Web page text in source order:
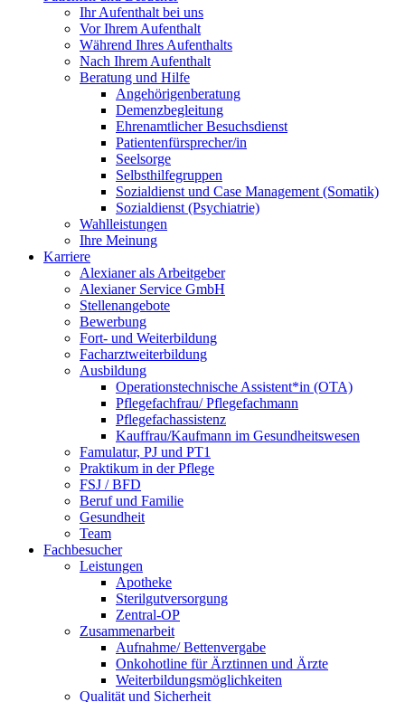
Ihr Aufenthalt bei uns
Vor Ihrem Aufenthalt
Während Ihres Aufenthalts
Nach Ihrem Aufenthalt
Beratung und Hilfe
Angehörigenberatung
Demenzbegleitung
Ehrenamtlicher Besuchsdienst
Patientenfürsprecher/in
Seelsorge
Selbsthilfegruppen
Sozialdienst und Case Management (Somatik)
Sozialdienst (Psychiatrie)
Wahlleistungen
Ihre Meinung
Karriere
Alexianer als Arbeitgeber
Alexianer Service GmbH
Stellenangebote
Bewerbung
Fort- und Weiterbildung
Facharztweiterbildung
Ausbildung
Operationstechnische Assistent*in (OTA)
Pflegefachfrau/ Pflegefachmann
Pflegefachassistenz
Kauffrau/Kaufmann im Gesundheitswesen
Famulatur, PJ und PT1
Praktikum in der Pflege
FSJ / BFD
Beruf und Familie
Gesundheit
Team
Fachbesucher
Leistungen
Apotheke
Sterilgutversorgung
Zentral-OP
Zusammenarbeit
Aufnahme/ Bettenvergabe
Onkohotline für Ärztinnen und Ärzte
Weiterbildungsmöglichkeiten
Qualität und Sicherheit